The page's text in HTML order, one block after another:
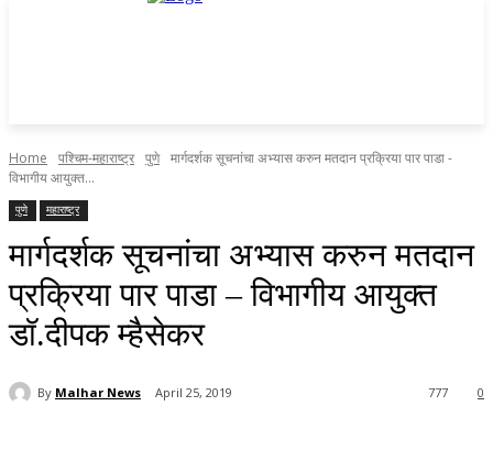
Home पश्चिम-महाराष्ट्र पुणे मार्गदर्शक सूचनांचा अभ्यास करुन मतदान प्रक्रिया पार पाडा -
विभागीय आयुक्त...
पुणे महाराष्ट्र
मार्गदर्शक सूचनांचा अभ्यास करुन मतदान
प्रक्रिया पार पाडा – विभागीय आयुक्त
डॉ.दीपक म्हैसेकर
By Malhar News April 25, 2019 0
777